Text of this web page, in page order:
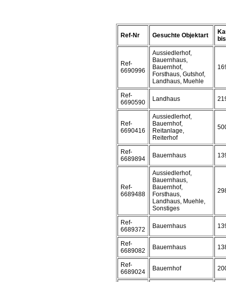
Ref-Nr Gesuchte Objektart
Ref-
6690996
Aussiedlerhof,
Bauernhaus,
Bauernhof,
Forsthaus, Gutshof,
Landhaus, Muehle
Ref-
6690590
Landhaus
Ref-
6690416
Aussiedlerhof,
Bauernhof,
Reitanlage,
Reiterhof
Ref-
6689894
Bauernhaus
Ref-
6689488
Aussiedlerhof,
Bauernhaus,
Bauernhof,
Forsthaus,
Landhaus, Muehle,
Sonstiges
Ref-
6689372
Bauernhaus
Ref-
6689082
Bauernhaus
Ref-
6689024
Bauernhof